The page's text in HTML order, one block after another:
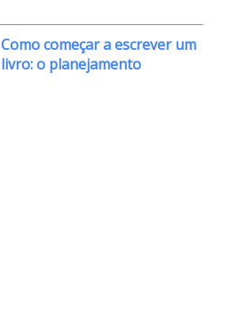
Como começar a escrever um
livro: o planejamento